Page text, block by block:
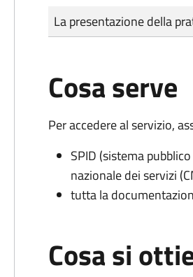
Tipo di pagamento
Importo
La presentazione della
Cosa serve
Per accedere al servizio,
SPID (sistema
nazionale dei servizi
tutta la
Cosa si